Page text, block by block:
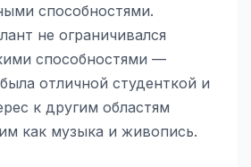
способностями.
не ограничивался
способностями —
отличной студенткой и
к другим областям
как музыка и живопись.